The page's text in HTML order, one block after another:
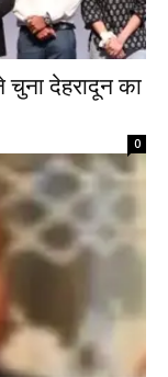
देहरादून का
0